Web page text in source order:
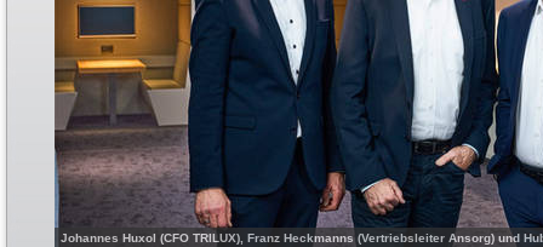
Johannes Huxol (CFO TRILUX), Franz Heckmanns (Vertriebsleiter Ansorg) und